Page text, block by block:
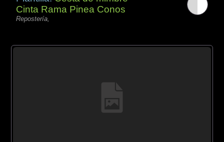
Cinta Rama Pinea Conos
Repostería,